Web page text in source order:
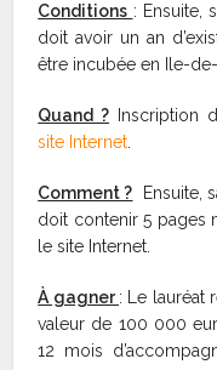
Conditions : Ensuite,
doit avoir un an
être incubée en Ile-de-
Quand ? Inscription
site Internet
Comment ? Ensuite,
doit contenir 5 pages
le site Internet.
À gagner: Le lauréat
valeur de 100 000
12 mois